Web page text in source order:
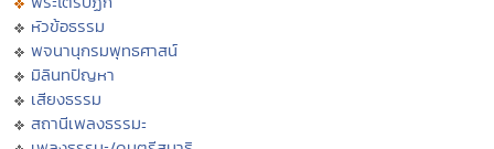
หัวข้อธรรม
พจนานุกรมพุทธศาสน์
มิลินทปัญหา
เสียงธรรม
สถานีเพลงธรรมะ